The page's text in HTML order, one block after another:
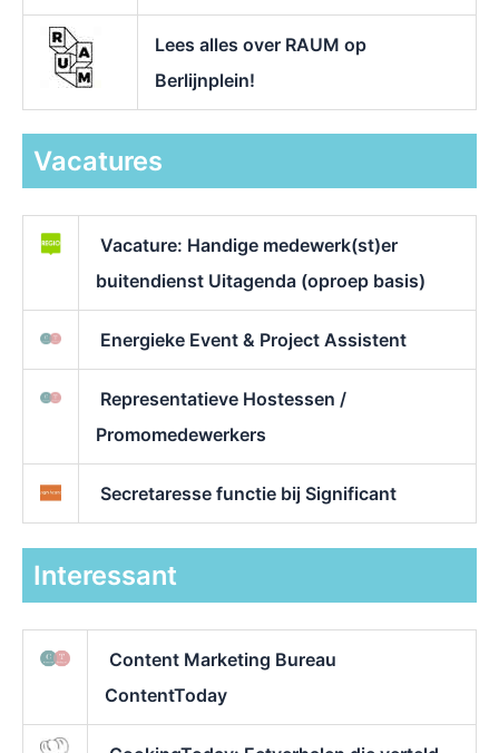
Lees alles over RAUM op
Berlijnplein!
Vacatures
Vacature: Handige medewerk(st)er
buitendienst Uitagenda (oproep basis)
Energieke Event & Project Assistent
Representatieve Hostessen /
Promomedewerkers
Secretaresse functie bij Significant
Interessant
Content Marketing Bureau
ContentToday